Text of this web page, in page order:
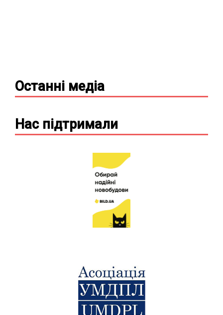
Останні медіа
Нас підтримали